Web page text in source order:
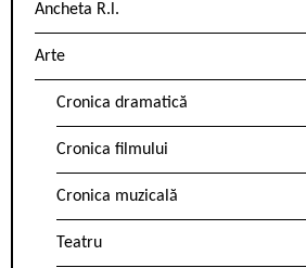
Ancheta R.l.
Arte
Cronica dramatică
Cronica filmului
Cronica muzicală
Teatru